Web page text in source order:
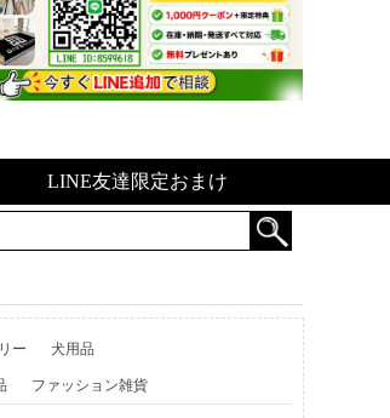
LINE友達限定おまけ
ー 犬用品
ファッション雑貨